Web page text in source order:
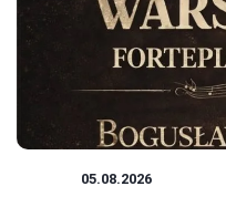
05.08.2026